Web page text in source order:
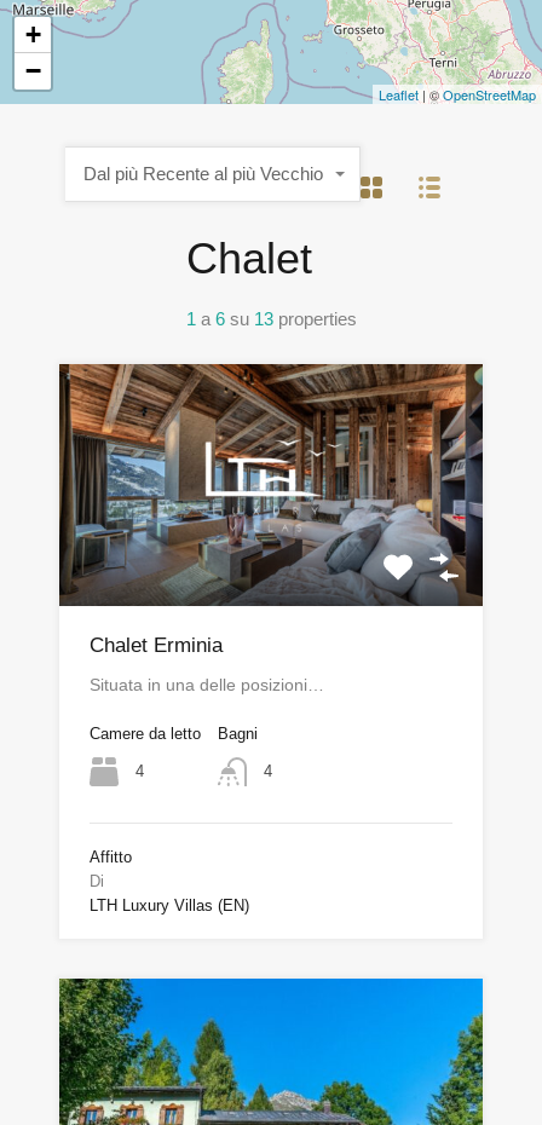
+
−
Leaflet | ©OpenStreetMap
Chalet
1 a 6 su 13 properties
Dal più Recente al più Vecchio
Chalet Erminia
Situata in una delle posizioni…
Camere da letto
4
Bagni
4
Affitto
Di
LTH Luxury Villas (EN)